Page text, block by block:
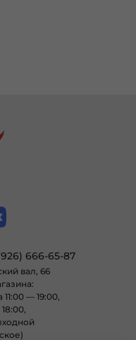
666-65-87
вал, 66
— 19:00,